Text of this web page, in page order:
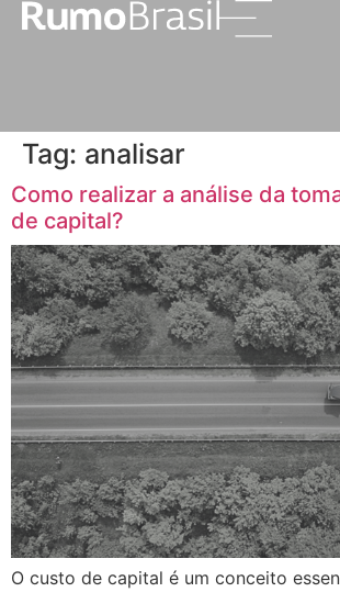
Tag: analisar
Como realizar a análise da
de capital?
O custo de capital é um conceito